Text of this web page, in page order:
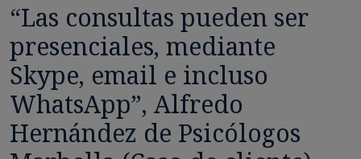
“Las consultas pueden ser
presenciales, mediante
Skype, email e incluso
WhatsApp”, Alfredo
Hernández de Psicólogos